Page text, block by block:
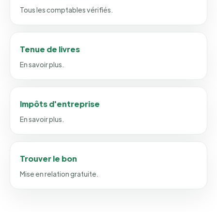
Tous les comptables vérifiés.
Tenue de livres
En savoir plus.
Impôts d'entreprise
En savoir plus.
Trouver le bon
Mise en relation gratuite.